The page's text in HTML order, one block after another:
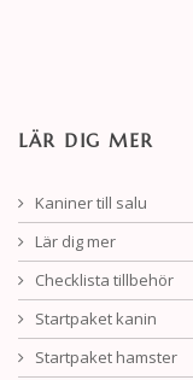
LÄR DIG MER
Kaniner till salu
Lär dig mer
Checklista tillbehör
Startpaket kanin
Startpaket hamster